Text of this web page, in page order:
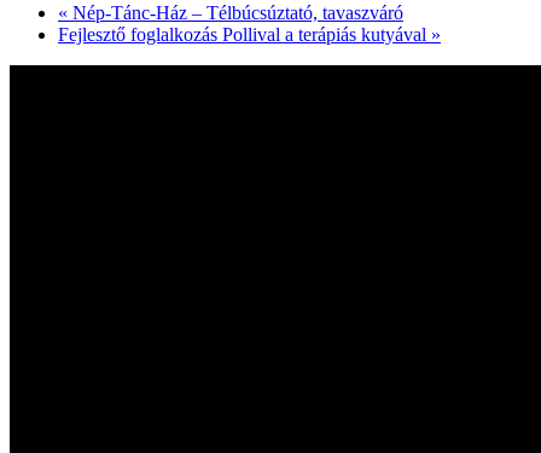
« Nép-Tánc-Ház – Télbúcsúztató, tavaszváró
Fejlesztő foglalkozás Pollival a terápiás kutyával »